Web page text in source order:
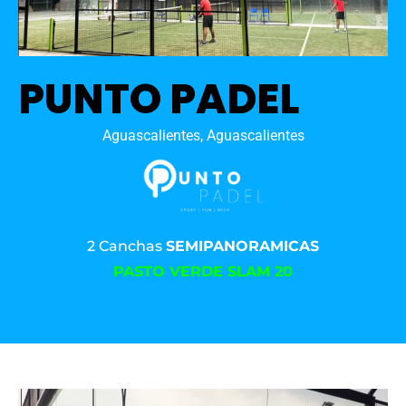
PUNTO PADEL
Aguascalientes, Aguascalientes
2 Canchas SEMIPANORAMICAS
PASTO VERDE SLAM 20